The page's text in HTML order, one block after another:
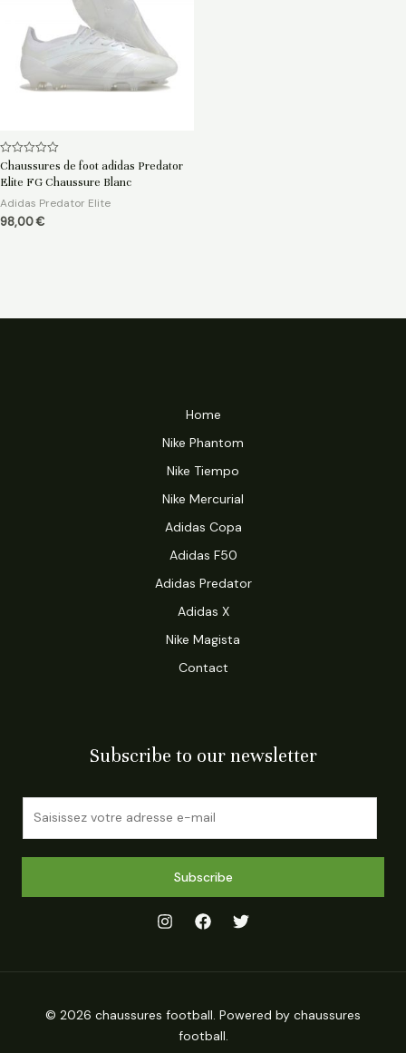
Note
sur
Chaussures de foot adidas Predator
Elite FG Chaussure Blanc
Adidas Predator Elite
98,00€
Home
Nike Phantom
Nike Tiempo
Nike Mercurial
Adidas Copa
Adidas F50
Adidas Predator
Adidas X
Nike Magista
Contact
Subscribe to our newsletter
Subscribe
© 2026 chaussures football. Powered by chaussures
football.